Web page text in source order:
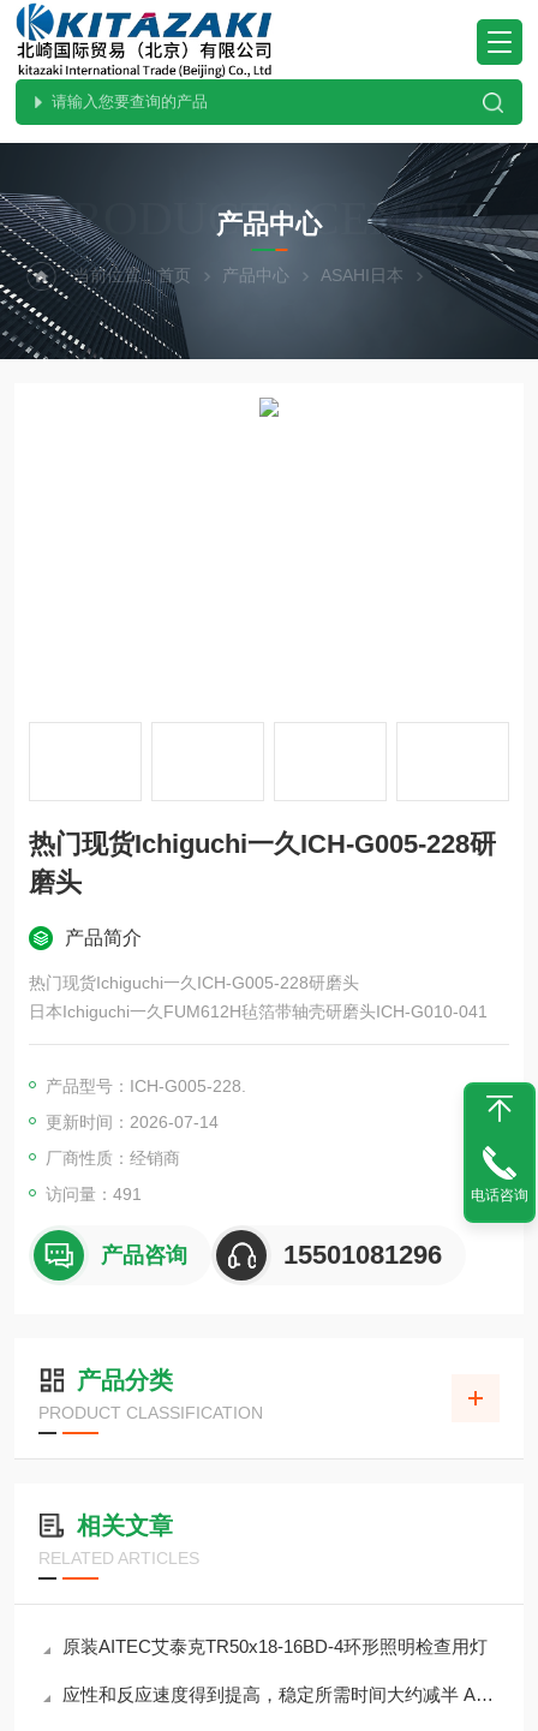
PRODUCTS CENTER
产品中心
当前位置：首页 产品中心 ASAHI日本 热门现货-北
热门现货Ichiguchi一久ICH-G005-228研
磨头
产品简介
热门现货Ichiguchi一久ICH-G005-228研磨头
日本Ichiguchi一久FUM612H毡箔带轴壳研磨头ICH-G010-041
产品型号：ICH-G005-228.
更新时间：2026-07-14
厂商性质：经销商
访问量：491
产品咨询 15501081296
产品分类
PRODUCT CLASSIFICATION
相关文章
RELATED ARTICLES
原装AITEC艾泰克TR50x18-16BD-4环形照明检查用灯
应性和反应速度得到提高，稳定所需时间大约减半 ALE1502
电话咨询